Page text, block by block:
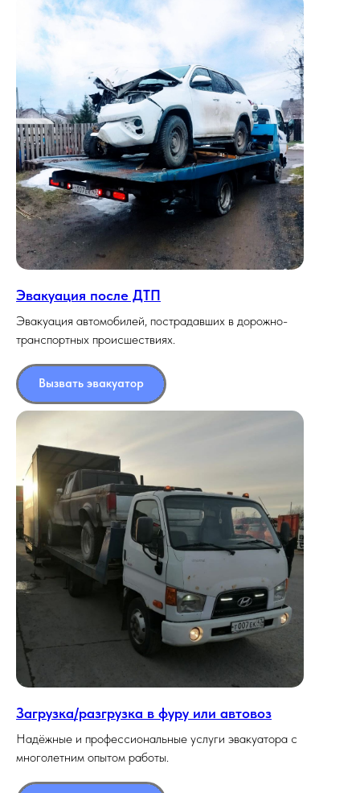
Эвакуация после ДТП
Эвакуация автомобилей, пострадавших в дорожно-
транспортных происшествиях.
Вызвать эвакуатор
Загрузка/разгрузка в фуру или автовоз
Надёжные и профессиональные услуги эвакуатора с
многолетним опытом работы.